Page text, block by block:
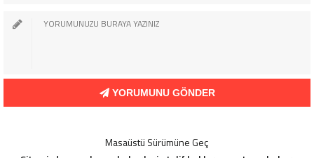
YORUMUNU GÖNDER
Masaüstü Sürümüne Geç